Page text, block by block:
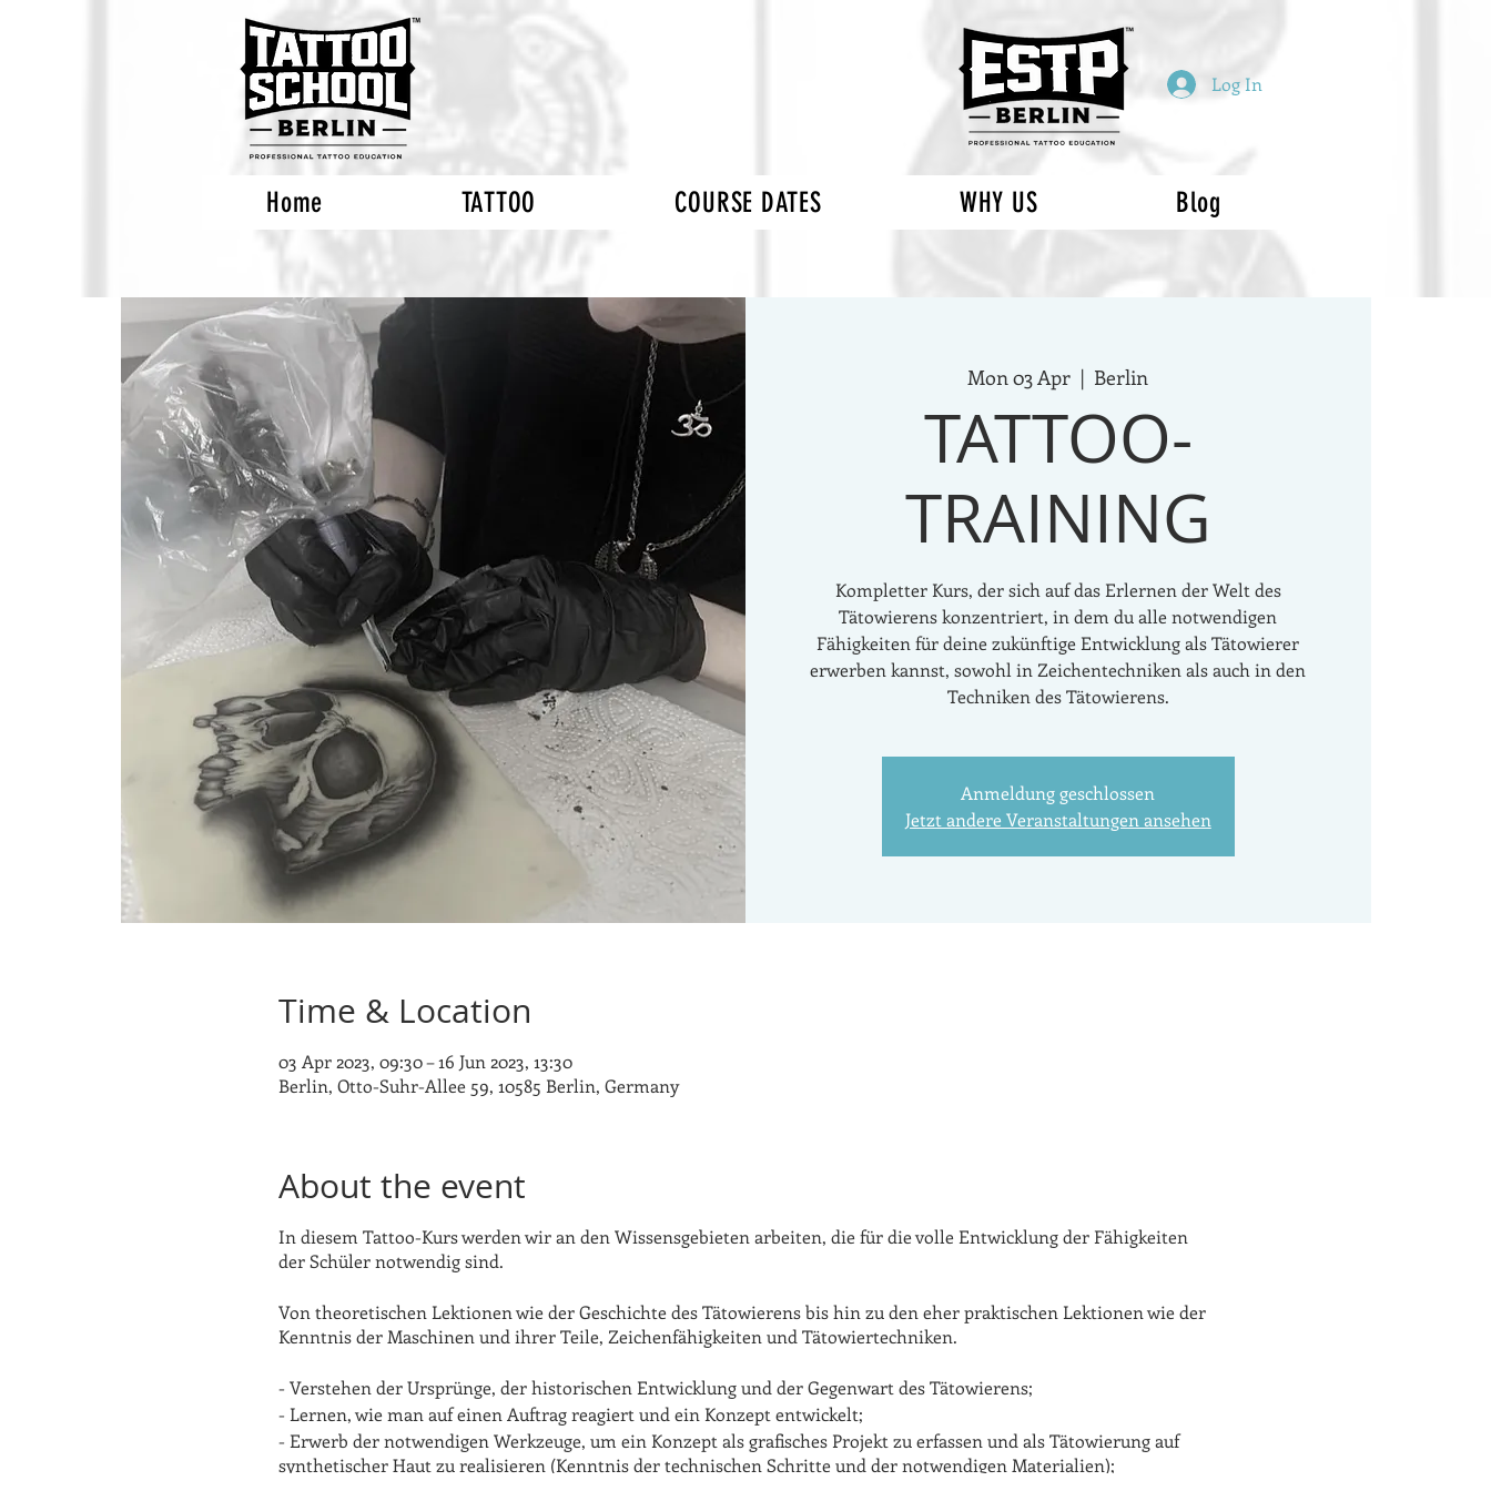
Log In
Home TATTOO COURSE DATES WHY US Blog
Mon 03 Apr
  |
Berlin
TATTOO-
TRAINING
Kompletter Kurs, der sich auf das Erlernen der Welt des
Tätowierens konzentriert, in dem du alle notwendigen
Fähigkeiten für deine zukünftige Entwicklung als Tätowierer
erwerben kannst, sowohl in Zeichentechniken als auch in den
Techniken des Tätowierens.
Anmeldung geschlossen
Jetzt andere Veranstaltungen ansehen
Time & Location
03 Apr 2023, 09:30 – 16 Jun 2023, 13:30
Berlin, Otto-Suhr-Allee 59, 10585 Berlin, Germany
About the event
In diesem Tattoo-Kurs werden wir an den Wissensgebieten arbeiten, die für die volle Entwicklung der Fähigkeiten
der Schüler notwendig sind.
Von theoretischen Lektionen wie der Geschichte des Tätowierens bis hin zu den eher praktischen Lektionen wie der
Kenntnis der Maschinen und ihrer Teile, Zeichenfähigkeiten und Tätowiertechniken.
- Verstehen der Ursprünge, der historischen Entwicklung und der Gegenwart des Tätowierens;
- Lernen, wie man auf einen Auftrag reagiert und ein Konzept entwickelt;
- Erwerb der notwendigen Werkzeuge, um ein Konzept als grafisches Projekt zu erfassen und als Tätowierung auf
synthetischer Haut zu realisieren (Kenntnis der technischen Schritte und der notwendigen Materialien);